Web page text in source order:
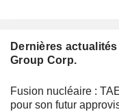
Dernières
Group Corp.
Fusion nucléaire :
pour son futur